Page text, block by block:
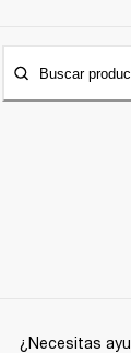
Buscar
¿Necesitas